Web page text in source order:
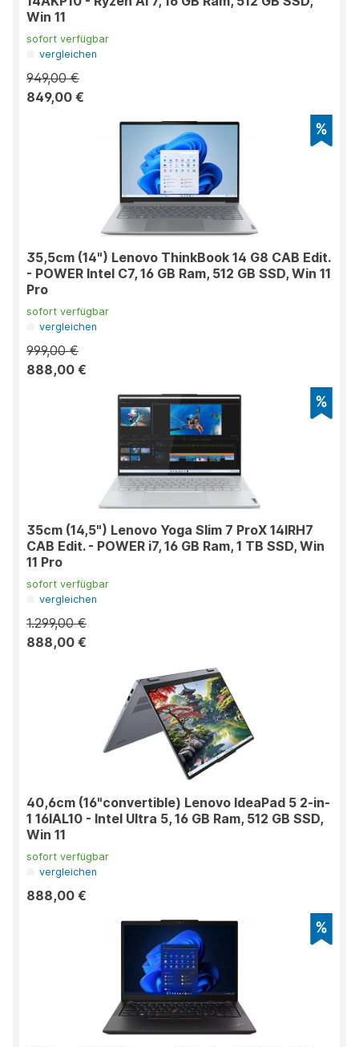
Win 11
sofort verfügbar
vergleichen
949,00 €
849,00 €
35,5cm (14") Lenovo ThinkBook 14 G8 CAB Edit.
- POWER Intel C7, 16 GB Ram, 512 GB SSD, Win 11
Pro
sofort verfügbar
vergleichen
999,00 €
888,00 €
35cm (14,5") Lenovo Yoga Slim 7 ProX 14IRH7
CAB Edit. - POWER i7, 16 GB Ram, 1 TB SSD, Win
11 Pro
sofort verfügbar
vergleichen
1.299,00 €
888,00 €
40,6cm (16"convertible) Lenovo IdeaPad 5 2-in-
1 16IAL10 - Intel Ultra 5, 16 GB Ram, 512 GB SSD,
Win 11
sofort verfügbar
vergleichen
888,00 €